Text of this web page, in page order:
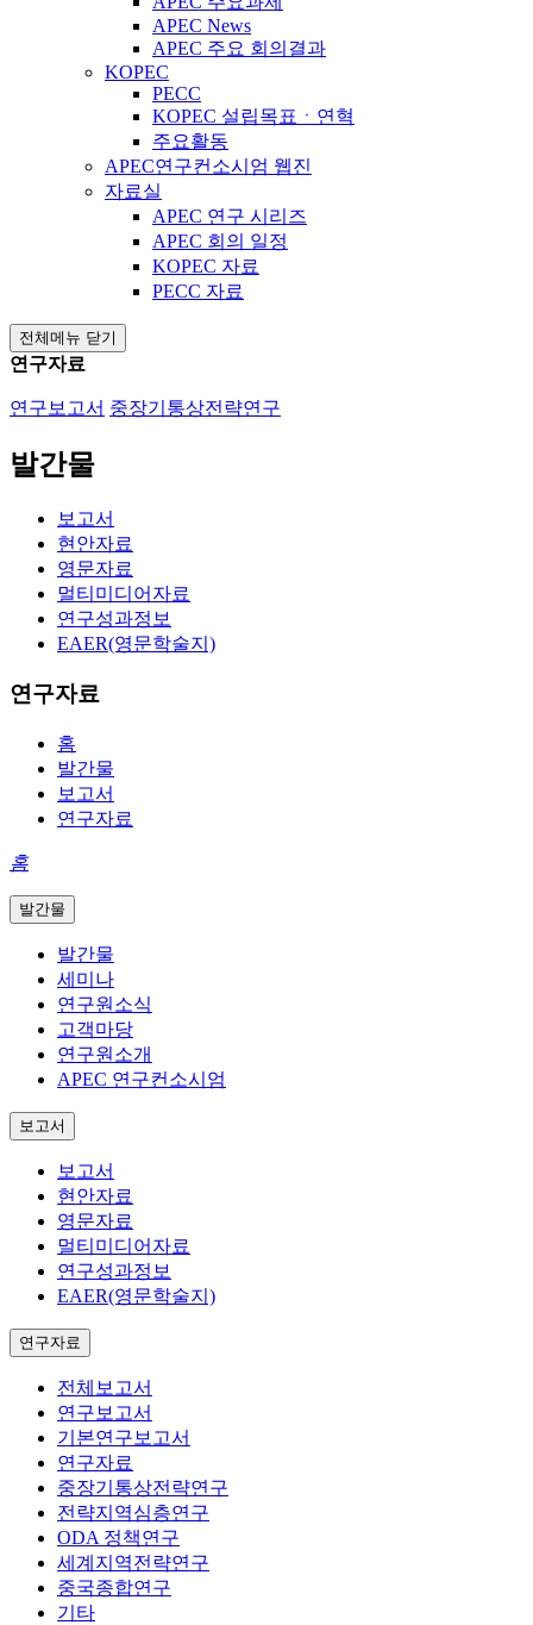
APEC News
APEC 주요 회의결과
KOPEC
PECC
KOPEC 설립목표ㆍ연혁
주요활동
APEC연구컨소시엄 웹진
자료실
APEC 연구 시리즈
APEC 회의 일정
KOPEC 자료
PECC 자료
전체메뉴 닫기
연구자료
연구보고서 중장기통상전략연구
발간물
보고서
현안자료
영문자료
멀티미디어자료
연구성과정보
EAER(영문학술지)
연구자료
홈
발간물
보고서
연구자료
홈
발간물
발간물
세미나
연구원소식
고객마당
연구원소개
APEC 연구컨소시엄
보고서
보고서
현안자료
영문자료
멀티미디어자료
연구성과정보
EAER(영문학술지)
연구자료
전체보고서
연구보고서
기본연구보고서
연구자료
중장기통상전략연구
전략지역심층연구
ODA 정책연구
세계지역전략연구
중국종합연구
기타